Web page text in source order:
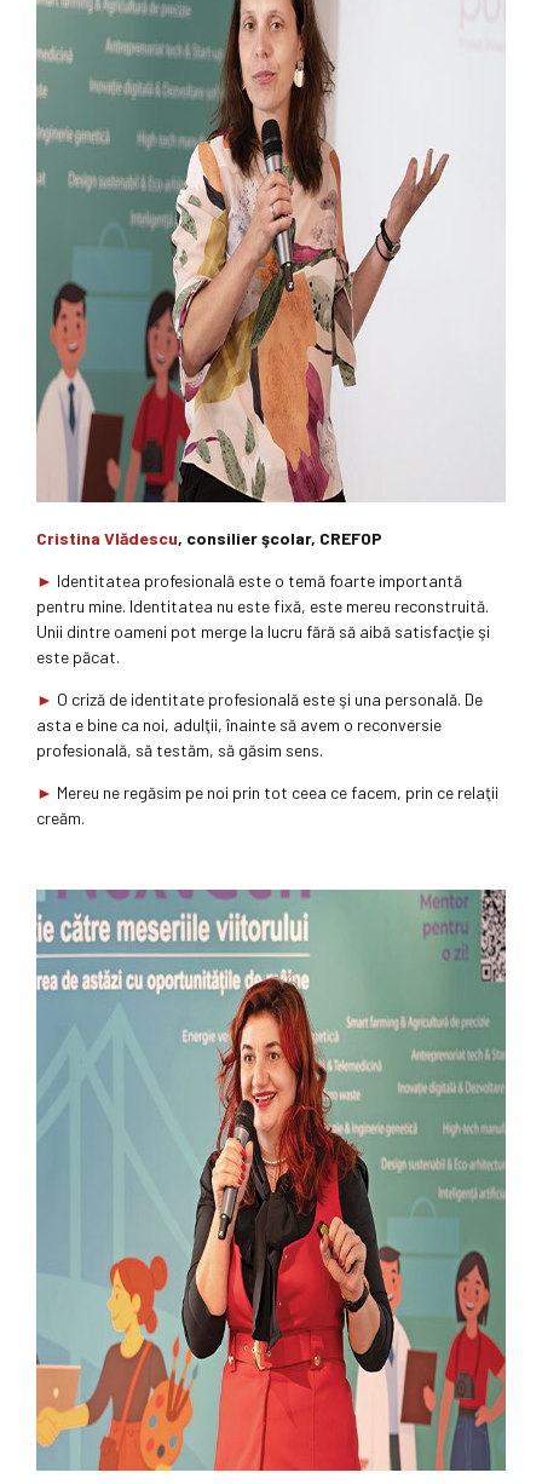
Cristina Vlădescu, consilier şcolar, CREFOP
► Identitatea profesională este o temă foarte importantă
pentru mine. Identitatea nu este fixă, este mereu reconstruită.
Unii dintre oameni pot merge la lucru fără să aibă satisfacţie şi
este păcat.
► O criză de identitate profesională este şi una personală. De
asta e bine ca noi, adulţii, înainte să avem o reconversie
profesională, să testăm, să găsim sens.
► Mereu ne regăsim pe noi prin tot ceea ce facem, prin ce relaţii
creăm.